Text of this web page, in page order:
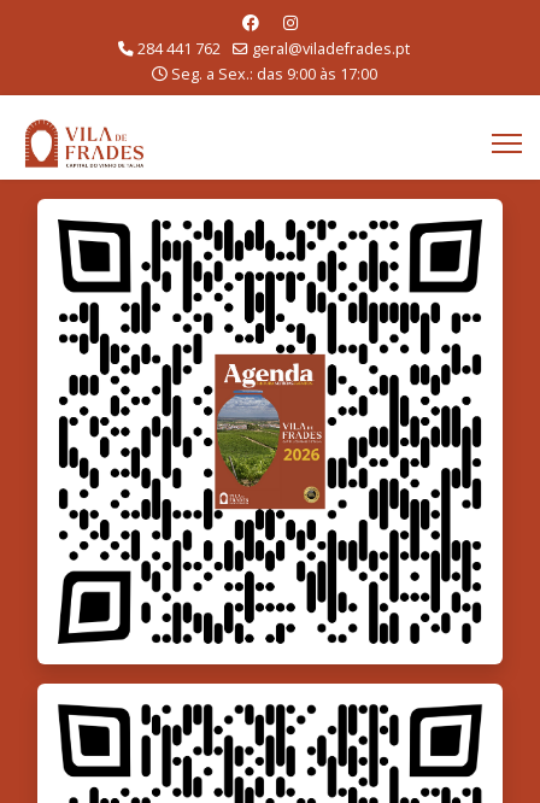
284 441 762
geral@viladefrades.pt
Seg. a Sex.: das 9:00 às 17:00